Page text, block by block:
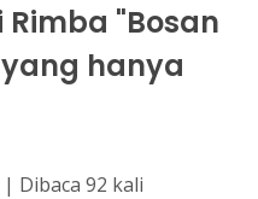
"Bosan
hanya
Dibaca 92 kali